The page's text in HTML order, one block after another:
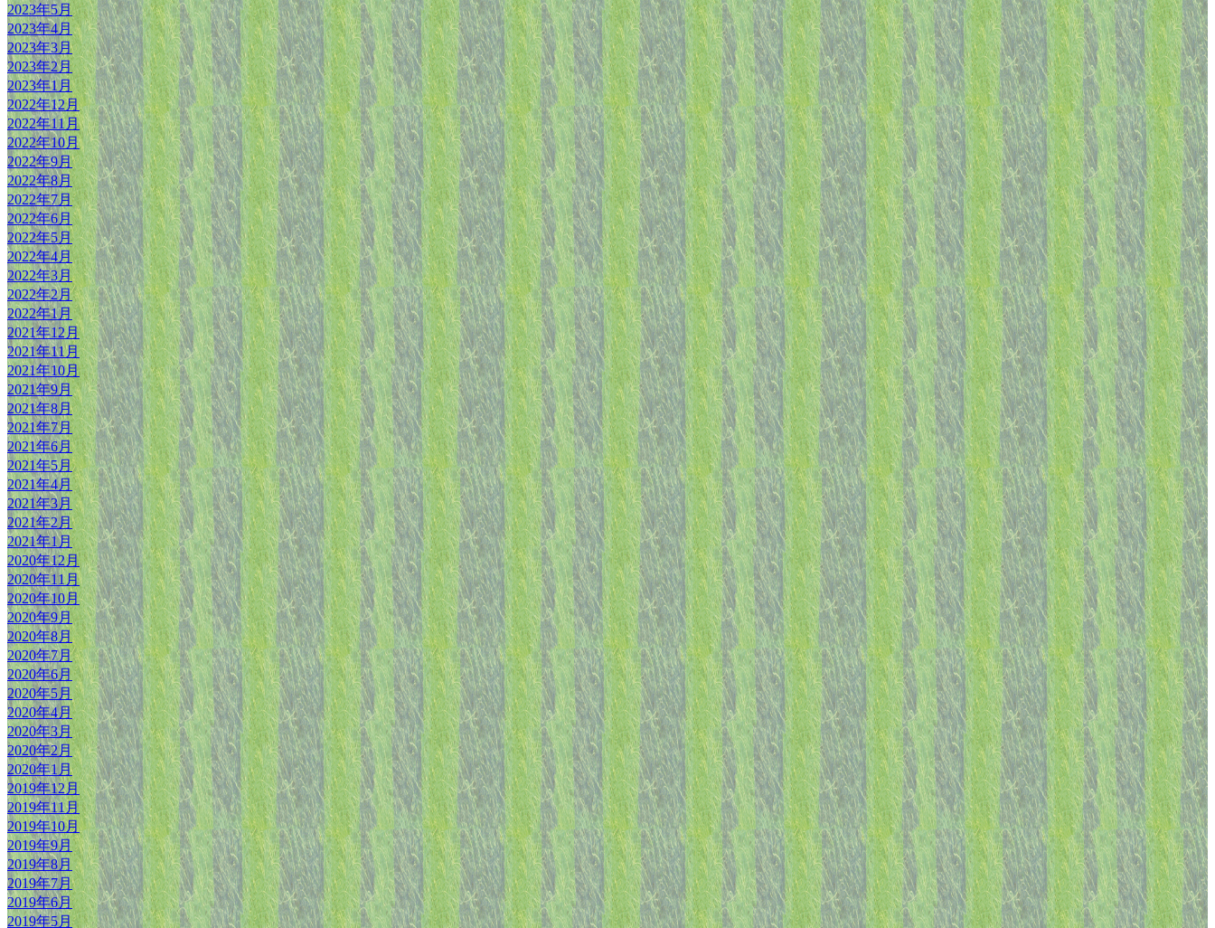
2023年5月
2023年4月
2023年3月
2023年2月
2023年1月
2022年12月
2022年11月
2022年10月
2022年9月
2022年8月
2022年7月
2022年6月
2022年5月
2022年4月
2022年3月
2022年2月
2022年1月
2021年12月
2021年11月
2021年10月
2021年9月
2021年8月
2021年7月
2021年6月
2021年5月
2021年4月
2021年3月
2021年2月
2021年1月
2020年12月
2020年11月
2020年10月
2020年9月
2020年8月
2020年7月
2020年6月
2020年5月
2020年4月
2020年3月
2020年2月
2020年1月
2019年12月
2019年11月
2019年10月
2019年9月
2019年8月
2019年7月
2019年6月
2019年5月